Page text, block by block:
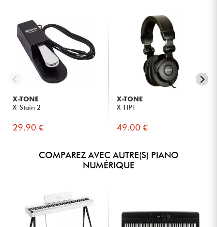
X-TONE
X-Stain 2
29.90 €
X-TONE
X-HP1
49.00 €
COMPAREZ AVEC AUTRE(S) PIANO
NUMÉRIQUE